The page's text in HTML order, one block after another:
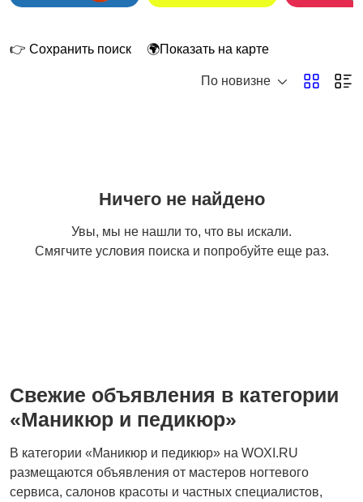
волос
Солярии и загар
👉 Сохранить поиск 🌍Показать на карте
По новизне
Ничего не найдено
Увы, мы не нашли то, что вы искали.
Смягчите условия поиска и попробуйте еще раз.
Свежие объявления в категории
«Маникюр и педикюр»
В категории «Маникюр и педикюр» на WOXI.RU
размещаются объявления от мастеров ногтевого
сервиса, салонов красоты и частных специалистов,